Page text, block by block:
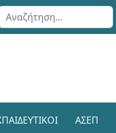
ΑΣΕΠ